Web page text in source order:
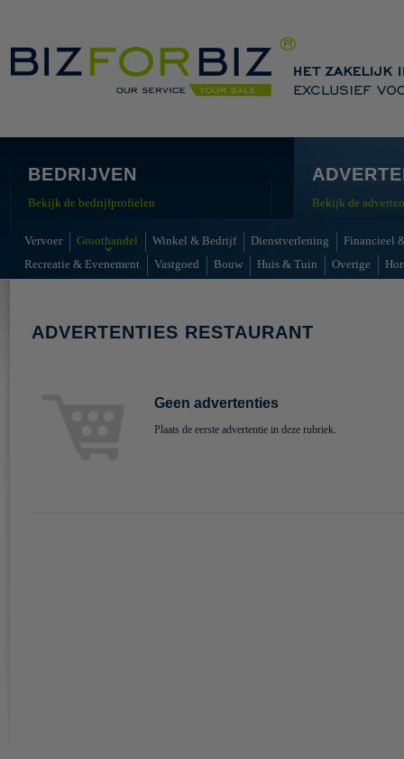
BEDRIJVEN
Bekijk de bedrijfprofielen Bekijk de
Vervoer Groothandel Winkel & Bedrijf Dienstverlening
Financieel
Recreatie & Evenement
Vastgoed Bouw Huis & Tuin Overige
ADVERTENTIES RESTAURANT
Geen advertenties
Plaats de eerste advertentie in deze rubriek.